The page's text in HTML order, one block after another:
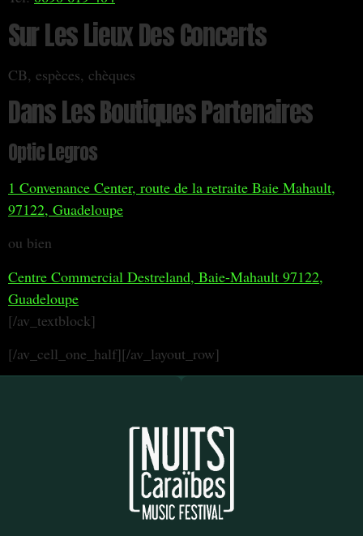
Sur Les Lieux Des Concerts
CB, espèces, chèques
Dans Les Boutiques Partenaires
Optic Legros
1 Convenance Center, route de la retraite Baie Mahault,
97122, Guadeloupe
ou bien
Centre Commercial Destreland, Baie-Mahault 97122,
Guadeloupe
[/av_textblock]
[/av_cell_one_half][/av_layout_row]